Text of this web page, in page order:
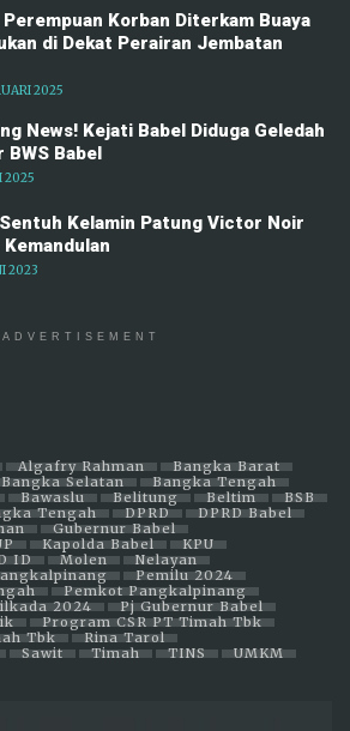
Perempuan Korban Diterkam Buaya
di Dekat Perairan Jembatan
2025
News! Kejati Babel Diduga Geledah
BWS Babel
2025
Kelamin Patung Victor Noir
Kemandulan
2023
ADVERTISEMENT
Algafry Rahman
Bangka Barat
Bangka Selatan
Bangka Tengah
Bawaslu Belitung Beltim
BSB
Tengah DPRD
DPRD Babel
Gubernur Babel
Kapolda Babel
KPU
ID Molen
Nelayan
Pemilu 2024
Pemkot Pangkalpinang
2024
Pj Gubernur Babel
Program CSR PT Timah Tbk
Tbk
Rina Tarol
Sawit Timah TINS UMKM